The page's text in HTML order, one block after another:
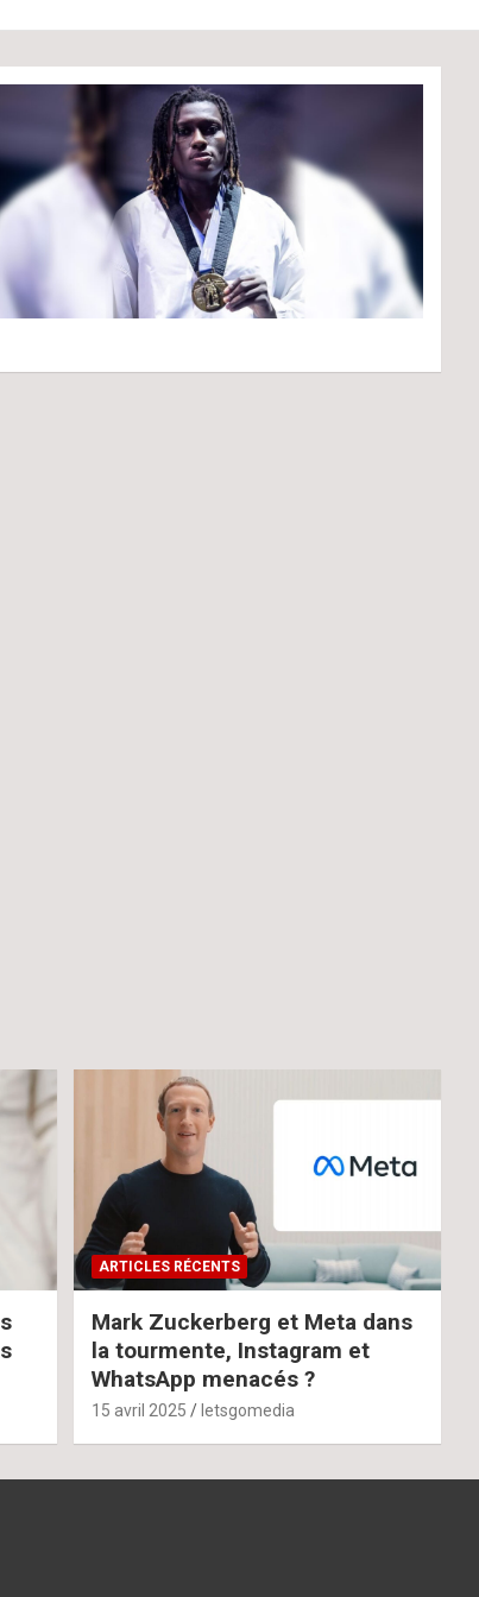
ARTICLES RÉCENTS
Mark Zuckerberg et Meta dans
la tourmente, Instagram et
WhatsApp menacés ?
15 avril 2025 letsgomedia